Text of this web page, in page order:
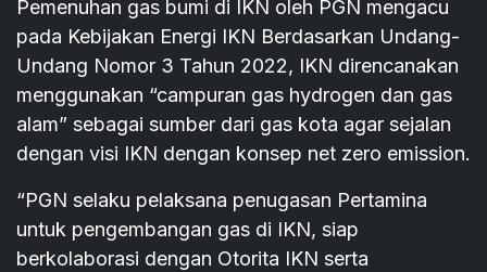
Pemenuhan gas bumi di IKN oleh PGN mengacu
pada Kebijakan Energi IKN Berdasarkan Undang-
Undang Nomor 3 Tahun 2022, IKN direncanakan
menggunakan “campuran gas hydrogen dan gas
alam” sebagai sumber dari gas kota agar sejalan
dengan visi IKN dengan konsep net zero emission.
“PGN selaku pelaksana penugasan Pertamina
untuk pengembangan gas di IKN, siap
berkolaborasi dengan Otorita IKN serta